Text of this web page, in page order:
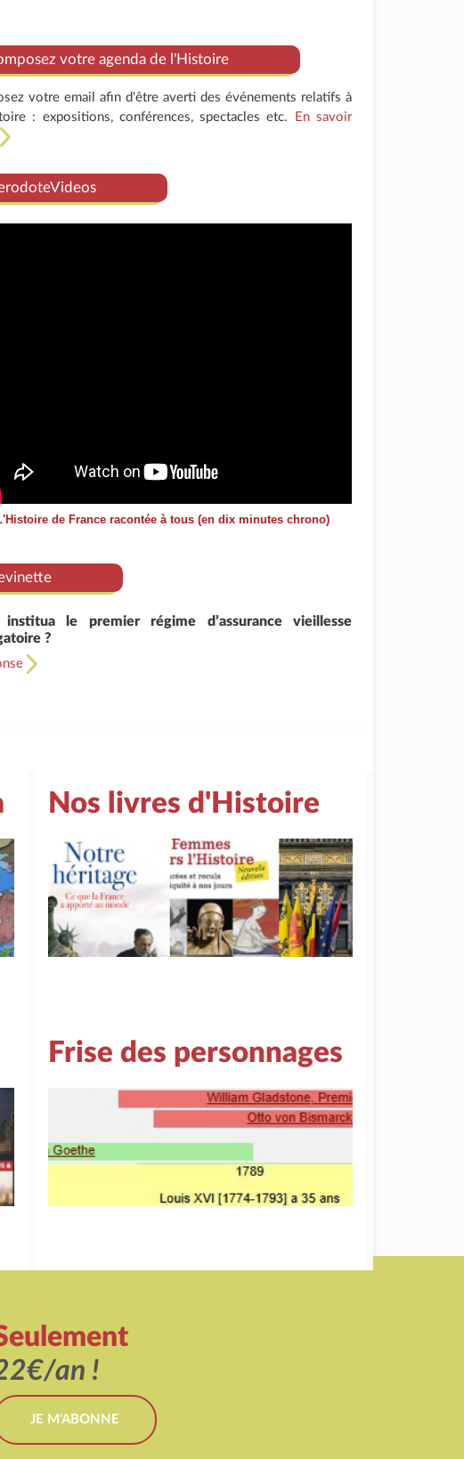
votre agenda de l'Histoire
votre email afin d'être averti des événements relatifs à
: expositions, conférences, spectacles etc.
En savoir
de France racontée à tous (en dix minutes chrono)
le premier régime d’assurance vieillesse
?
Nos livres d'Histoire
Frise des personnages
an !
JE M'ABONNE